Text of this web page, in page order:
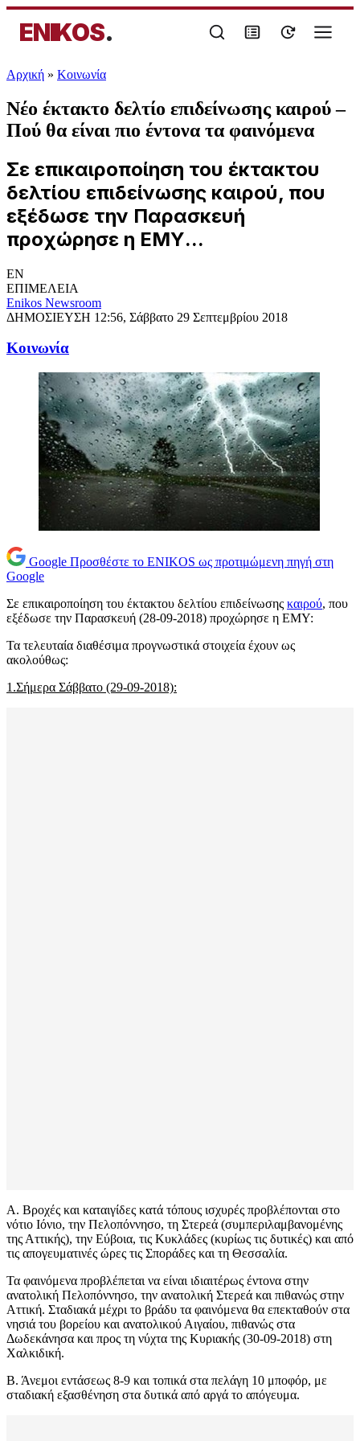
ENIKOS.
Αρχική » Κοινωνία
Νέο έκτακτο δελτίο επιδείνωσης καιρού –
Πού θα είναι πιο έντονα τα φαινόμενα
Σε επικαιροποίηση του έκτακτου
δελτίου επιδείνωσης καιρού, που
εξέδωσε την Παρασκευή
προχώρησε η ΕΜΥ...
EN
ΕΠΙΜΕΛΕΙΑ
Enikos Newsroom
ΔΗΜΟΣΙΕΥΣΗ 12:56, Σάββατο 29 Σεπτεμβρίου 2018
Κοινωνία
Google Προσθέστε το ENIKOS ως προτιμώμενη πηγή στη
Google
Σε επικαιροποίηση του έκτακτου δελτίου επιδείνωσης καιρού, που
εξέδωσε την Παρασκευή (28-09-2018) προχώρησε η ΕΜΥ:
Τα τελευταία διαθέσιμα προγνωστικά στοιχεία έχουν ως
ακολούθως:
1.Σήμερα Σάββατο (29-09-2018):
Α. Βροχές και καταιγίδες κατά τόπους ισχυρές προβλέπονται στο
νότιο Ιόνιο, την Πελοπόννησο, τη Στερεά (συμπεριλαμβανομένης
της Αττικής), την Εύβοια, τις Κυκλάδες (κυρίως τις δυτικές) και από
τις απογευματινές ώρες τις Σποράδες και τη Θεσσαλία.
Τα φαινόμενα προβλέπεται να είναι ιδιαιτέρως έντονα στην
ανατολική Πελοπόννησο, την ανατολική Στερεά και πιθανώς στην
Αττική. Σταδιακά μέχρι το βράδυ τα φαινόμενα θα επεκταθούν στα
νησιά του βορείου και ανατολικού Αιγαίου, πιθανώς στα
Δωδεκάνησα και προς τη νύχτα της Κυριακής (30-09-2018) στη
Χαλκιδική.
Β. Άνεμοι εντάσεως 8-9 και τοπικά στα πελάγη 10 μποφόρ, με
σταδιακή εξασθένηση στα δυτικά από αργά το απόγευμα.